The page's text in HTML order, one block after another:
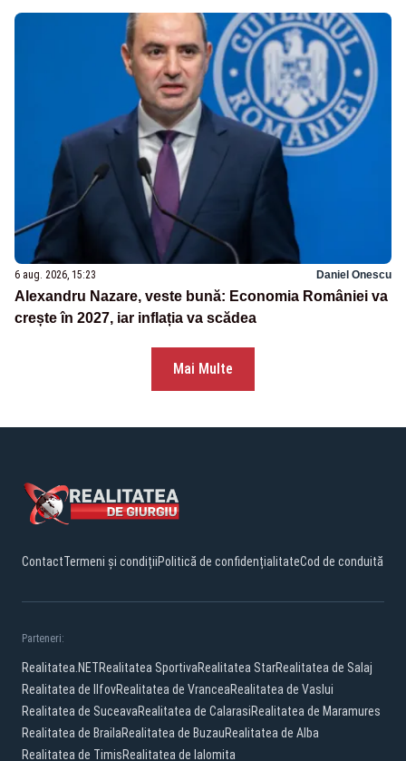
6 aug. 2026, 15:23 Daniel Onescu
Alexandru Nazare, veste bună: Economia României va
crește în 2027, iar inflația va scădea
Mai Multe
ContactTermeni și condițiiPolitică de confidențialitateCod de conduită
Parteneri:
Realitatea.NETRealitatea SportivaRealitatea StarRealitatea de Salaj
Realitatea de IlfovRealitatea de VranceaRealitatea de Vaslui
Realitatea de SuceavaRealitatea de CalarasiRealitatea de Maramures
Realitatea de BrailaRealitatea de BuzauRealitatea de Alba
Realitatea de TimisRealitatea de Ialomita